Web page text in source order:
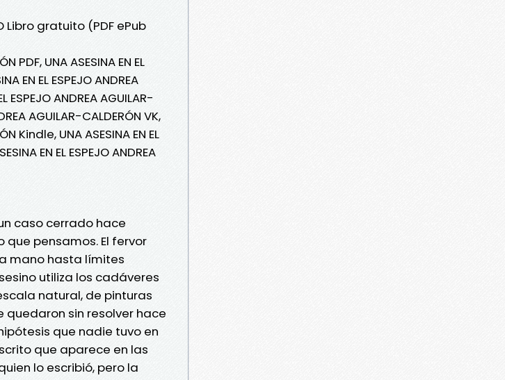
Libro gratuito (PDF ePub
PDF, UNA ASESINA EN EL
EN EL ESPEJO ANDREA
ESPEJO ANDREA AGUILAR-
AGUILAR-CALDERÓN VK,
Kindle, UNA ASESINA EN EL
EN EL ESPEJO ANDREA
caso cerrado hace
pensamos. El fervor
mano hasta límites
utiliza los cadáveres
natural, de pinturas
quedaron sin resolver hace
que nadie tuvo en
que aparece en las
lo escribió, pero la